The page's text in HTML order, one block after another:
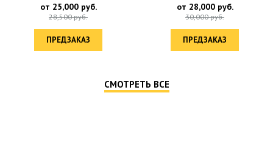
от 25,000руб.
28,500руб.
ПРЕДЗАКАЗ
от 28,000руб.
30,000руб.
ПРЕДЗАКАЗ
СМОТРЕТЬ ВСЕ